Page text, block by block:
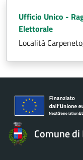
Ufficio Unico -
Elettorale
Località
Comune di